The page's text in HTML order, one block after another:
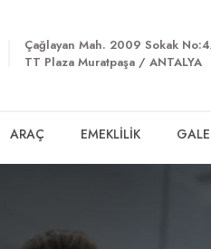
Çağlayan Mah. 2009 Sokak
TT Plaza Muratpaşa / ANTALYA
ARAÇ EMEKLİLİK